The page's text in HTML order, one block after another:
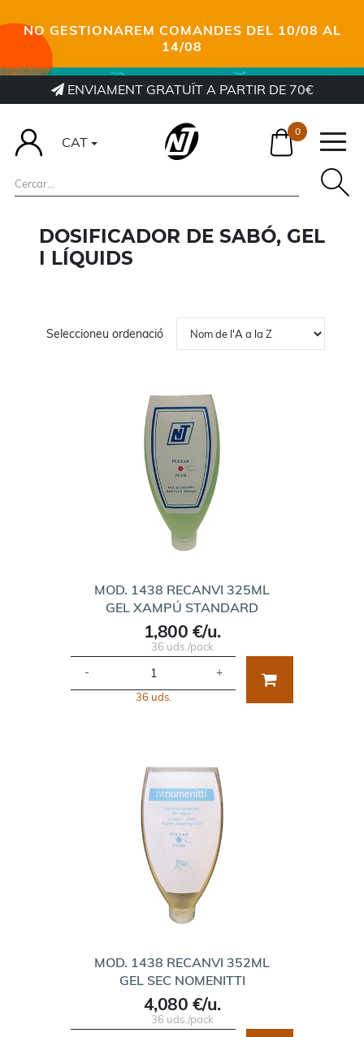
NO GESTIONAREM COMANDES DEL 10/08 AL
14/08
ENVIAMENT GRATUÏT A PARTIR DE 70€
CAT
0
DOSIFICADOR DE SABÓ, GEL
I LÍQUIDS
Seleccioneu ordenació
MOD. 1438 RECANVI 325ML
GEL XAMPÚ STANDARD
1,800 €/u.
36 uds./pack
- +
36 uds.
MOD. 1438 RECANVI 352ML
GEL SEC NOMENITTI
4,080 €/u.
36 uds./pack